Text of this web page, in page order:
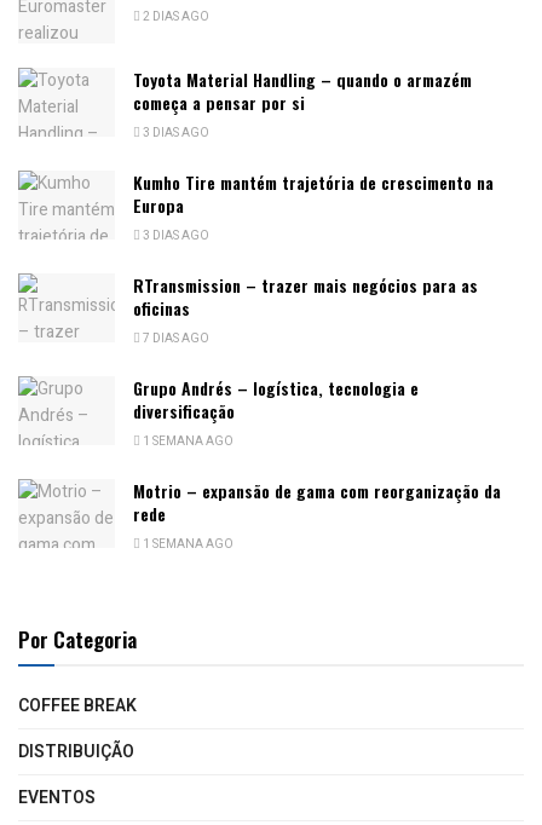
2 DIAS AGO
Toyota Material Handling – quando o armazém
começa a pensar por si
3 DIAS AGO
Kumho Tire mantém trajetória de crescimento na
Europa
3 DIAS AGO
RTransmission – trazer mais negócios para as
oficinas
7 DIAS AGO
Grupo Andrés – logística, tecnologia e
diversificação
1 SEMANA AGO
Motrio – expansão de gama com reorganização da
rede
1 SEMANA AGO
Por Categoria
COFFEE BREAK
DISTRIBUIÇÃO
EVENTOS